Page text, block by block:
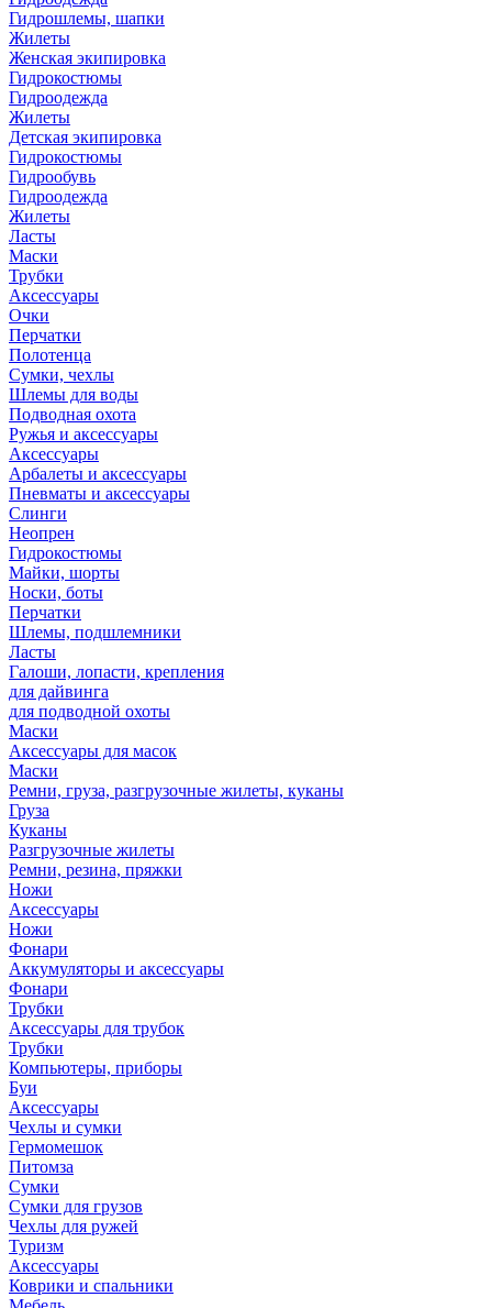
Гидрошлемы, шапки
Жилеты
Женская экипировка
Гидрокостюмы
Гидроодежда
Жилеты
Детская экипировка
Гидрокостюмы
Гидрообувь
Гидроодежда
Жилеты
Ласты
Маски
Трубки
Аксессуары
Очки
Перчатки
Полотенца
Сумки, чехлы
Шлемы для воды
Подводная охота
Ружья и аксессуары
Аксессуары
Арбалеты и аксессуары
Пневматы и аксессуары
Слинги
Неопрен
Гидрокостюмы
Майки, шорты
Носки, боты
Перчатки
Шлемы, подшлемники
Ласты
Галоши, лопасти, крепления
для дайвинга
для подводной охоты
Маски
Аксессуары для масок
Маски
Ремни, груза, разгрузочные жилеты, куканы
Груза
Куканы
Разгрузочные жилеты
Ремни, резина, пряжки
Ножи
Аксессуары
Ножи
Фонари
Аккумуляторы и аксессуары
Фонари
Трубки
Аксессуары для трубок
Трубки
Компьютеры, приборы
Буи
Аксессуары
Чехлы и сумки
Гермомешок
Питомза
Сумки
Сумки для грузов
Чехлы для ружей
Туризм
Аксессуары
Коврики и спальники